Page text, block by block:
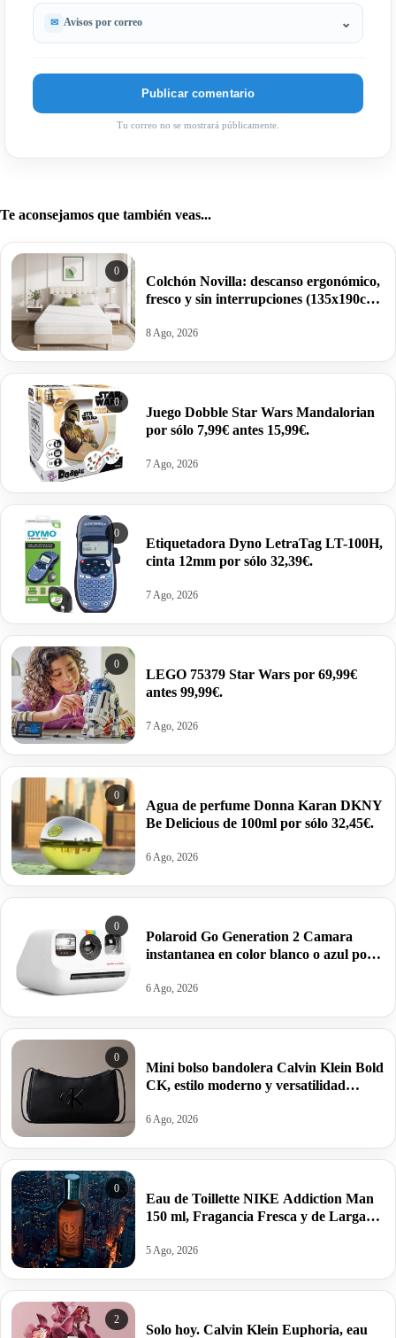
Avisos por correo
Tu correo no se mostrará públicamente.
Te aconsejamos que también veas...
0
Colchón Novilla: descanso ergonómico,
fresco y sin interrupciones (135x190cm)
8 Ago, 2026
0
Juego Dobble Star Wars Mandalorian
por sólo 7,99€ antes 15,99€.
7 Ago, 2026
0
Etiquetadora Dyno LetraTag LT-100H,
cinta 12mm por sólo 32,39€.
7 Ago, 2026
0
LEGO 75379 Star Wars por 69,99€
antes 99,99€.
7 Ago, 2026
0
Agua de perfume Donna Karan DKNY
Be Delicious de 100ml por sólo 32,45€.
6 Ago, 2026
0
Polaroid Go Generation 2 Camara
instantanea en color blanco o azul por
6 Ago, 2026
0
Mini bolso bandolera Calvin Klein Bold
CK, estilo moderno y versatilidad
6 Ago, 2026
0
Eau de Toillette NIKE Addiction Man
150 ml, Fragancia Fresca y de Larga
5 Ago, 2026
2
Solo hoy. Calvin Klein Euphoria, eau